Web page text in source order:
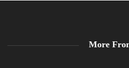
More